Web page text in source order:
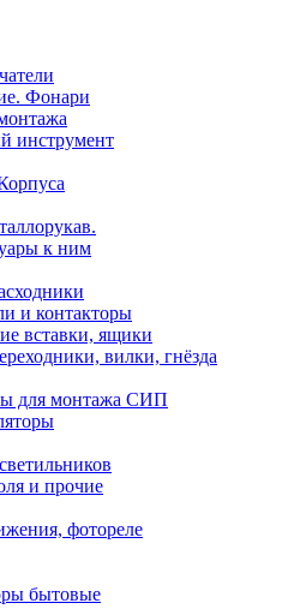
Фонари
инструмент
к ним
и контакторы
вставки, ящики
вилки, гнёзда
для монтажа СИП
и прочие
фотореле
бытовые